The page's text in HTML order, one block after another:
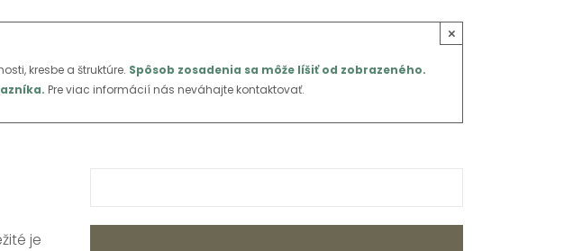
kresbe a štruktúre. Spôsob zosadenia sa môže líšiť od zobrazeného.
Pre viac informácií nás neváhajte kontaktovať.
×
je